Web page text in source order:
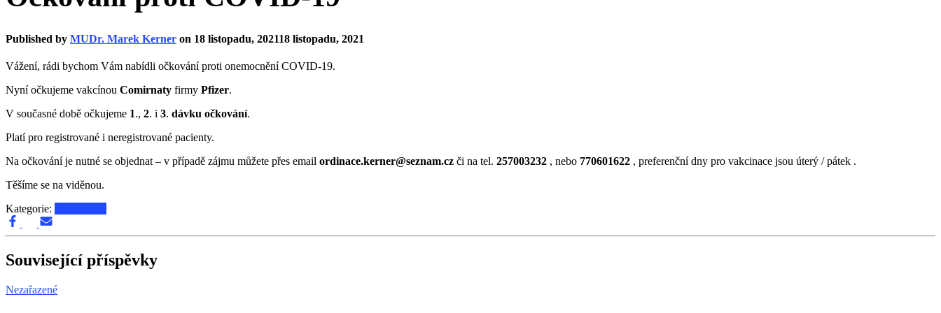
Published by MUDr. Marek Kerner on 18 listopadu, 202118 listopadu, 2021
Vážení, rádi bychom Vám nabídli očkování proti onemocnění COVID-19.
Nyní očkujeme vakcínou Comirnaty firmy Pfizer.
V současné době očkujeme 1., 2. i 3. dávku očkování.
Platí pro registrované i neregistrované pacienty.
Na očkování je nutné se objednat – v případě zájmu můžete přes email ordinace.kerner@seznam.cz či na tel. 257003232 , nebo 770601622 , preferenční dny pro vakcinace jsou úterý / pátek .
Těšíme se na viděnou.
Kategorie:
Související příspěvky
Nezařazené